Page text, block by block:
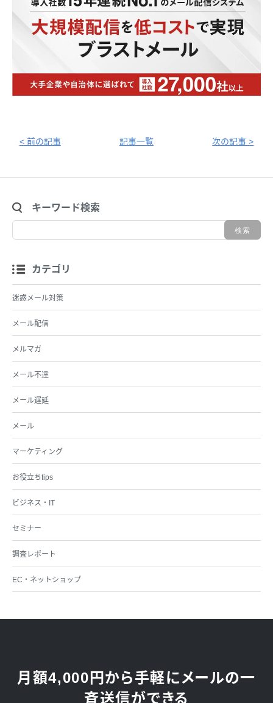
< 前の記事 記事一覧 次の記事 >
キーワード検索
カテゴリ
迷惑メール対策
メール配信
メルマガ
メール不達
メール遅延
メール
マーケティング
お役立ちtips
ビジネス・IT
セミナー
調査レポート
EC・ネットショップ
月額4,000円から手軽にメールの一
斉送信ができる